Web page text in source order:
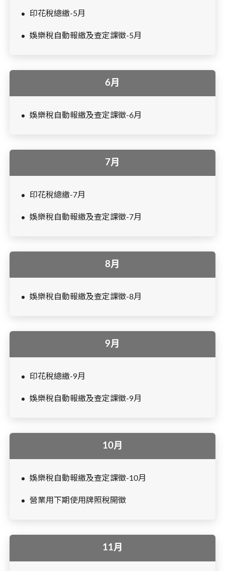
印花稅總繳-5月
娛樂稅自動報繳及查定課徵-5月
6月
娛樂稅自動報繳及查定課徵-6月
7月
印花稅總繳-7月
娛樂稅自動報繳及查定課徵-7月
8月
娛樂稅自動報繳及查定課徵-8月
9月
印花稅總繳-9月
娛樂稅自動報繳及查定課徵-9月
10月
娛樂稅自動報繳及查定課徵-10月
營業用下期使用牌照稅開徵
11月